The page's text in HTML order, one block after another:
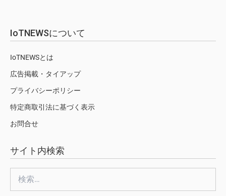
IoTNEWSについて
IoTNEWSとは
広告掲載・タイアップ
プライバシーポリシー
特定商取引法に基づく表示
お問合せ
サイト内検索